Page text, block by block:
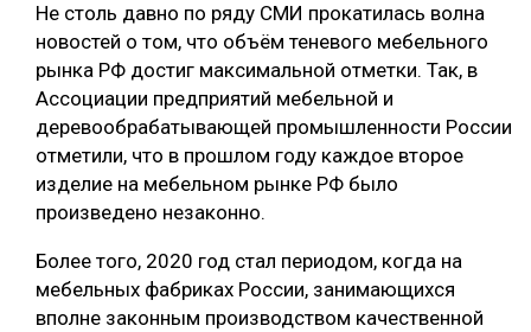
Не столь давно по ряду СМИ прокатилась волна
новостей о том, что объём теневого мебельного
рынка РФ достиг максимальной отметки. Так, в
Ассоциации предприятий мебельной и
деревообрабатывающей промышленности России
отметили, что в прошлом году каждое второе
изделие на мебельном рынке РФ было
произведено незаконно.
Более того, 2020 год стал периодом, когда на
мебельных фабриках России, занимающихся
вполне законным производством качественной